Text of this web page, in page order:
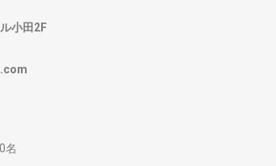
小田2F
名